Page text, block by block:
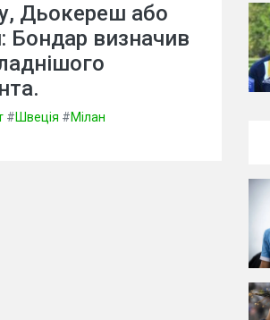
Дьокереш або
Бондар визначив
#Швеція #Мілан